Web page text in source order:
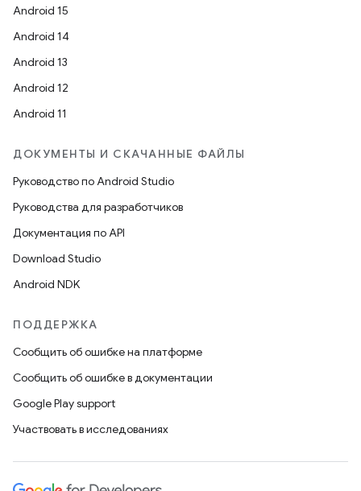
Android 15
Android 14
Android 13
Android 12
Android 11
ДОКУМЕНТЫ И СКАЧАННЫЕ ФАЙЛЫ
Руководство по Android Studio
Руководства для разработчиков
Документация по API
Download Studio
Android NDK
ПОДДЕРЖКА
Сообщить об ошибке на платформе
Сообщить об ошибке в документации
Google Play support
Участвовать в исследованиях